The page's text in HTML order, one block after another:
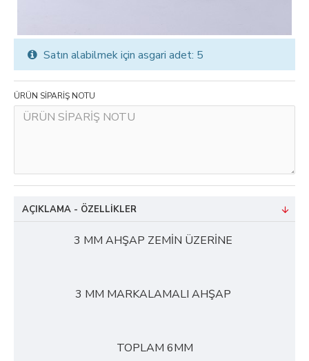
ÜRÜN SİPARİŞ NOTU
Satın alabilmek için asgari adet: 5
AÇIKLAMA - ÖZELLIKLER
3 MM AHŞAP ZEMİN ÜZERİNE
3 MM MARKALAMALI AHŞAP
TOPLAM 6MM